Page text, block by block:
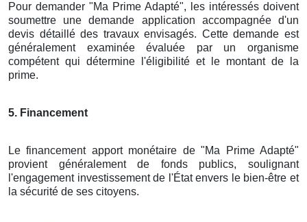
Pour demander "Ma Prime Adapté", les intéressés doivent
soumettre une demande application accompagnée d'un
devis détaillé des travaux envisagés. Cette demande est
généralement examinée évaluée par un organisme
compétent qui détermine l'éligibilité et le montant de la
prime.
5. Financement
Le financement apport monétaire de "Ma Prime Adapté"
provient généralement de fonds publics, soulignant
l'engagement investissement de l'État envers le bien-être et
la sécurité de ses citoyens.